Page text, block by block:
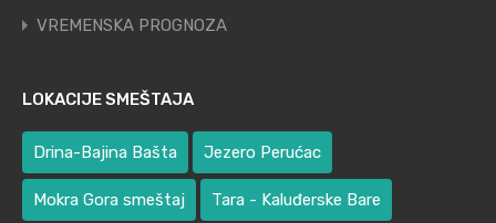
VREMENSKA PROGNOZA
LOKACIJE SMEŠTAJA
Drina-Bajina Bašta Jezero Perućac
Mokra Gora smeštaj Tara - Kaluđerske Bare